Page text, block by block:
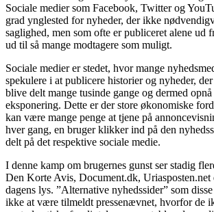
Sociale medier som Facebook, Twitter og
grad ynglested for nyheder, der ikke
saglighed, men som ofte er publiceret alene ud
ud til så mange modtagere som muligt.
Sociale medier er stedet, hvor mange
spekulere i at publicere historier og nyheder,
blive delt mange tusinde gange og dermed
eksponering. Dette er der store økonomiske
kan være mange penge at tjene på
hver gang, en bruger klikker ind på den
delt på det respektive sociale medie.
I denne kamp om brugernes gunst ser stadig
Den Korte Avis, Document.dk, Uriasposten.net
dagens lys. ”Alternative nyhedssider” som
ikke at være tilmeldt pressenævnet, hvorfor de